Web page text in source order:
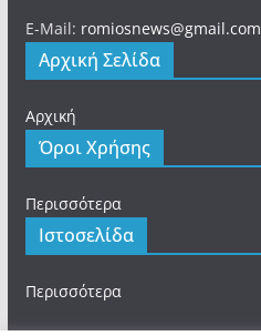
E-Mail: romiosnews@gmail.com
Αρχική Σελίδα
Αρχική
Όροι Χρήσης
Περισσότερα
Ιστοσελίδα
Περισσότερα